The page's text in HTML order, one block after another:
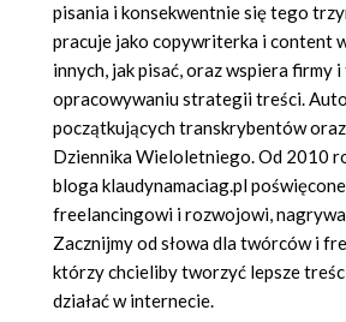
pisania i konsekwentnie się tego
pracuje jako copywriterka i content
innych, jak pisać, oraz wspiera firmy
opracowywaniu strategii treści.
początkujących transkrybentów
Dziennika Wieloletniego. Od 2010
bloga klaudynamaciag.pl
freelancingowi i rozwojowi,
Zacznijmy od słowa dla twórców i
którzy chcieliby tworzyć lepsze
działać w internecie.